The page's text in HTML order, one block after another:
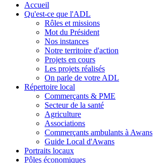
Accueil
Qu'est-ce que l'ADL
Rôles et missions
Mot du Président
Nos instances
Notre territoire d'action
Projets en cours
Les projets réalisés
On parle de votre ADL
Répertoire local
Commerçants & PME
Secteur de la santé
Agriculture
Associations
Commerçants ambulants à Awans
Guide Local d'Awans
Portraits locaux
Pôles économiques